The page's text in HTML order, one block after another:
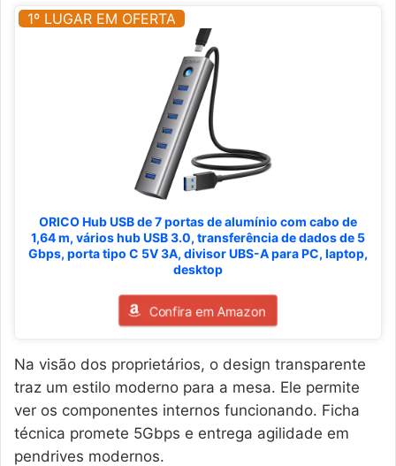
1º LUGAR EM OFERTA
ORICO Hub USB de 7 portas de alumínio com cabo de
1,64 m, vários hub USB 3.0, transferência de dados de 5
Gbps, porta tipo C 5V 3A, divisor UBS-A para PC, laptop,
desktop
Confira em Amazon
Na visão dos proprietários, o design transparente
traz um estilo moderno para a mesa. Ele permite
ver os componentes internos funcionando. Ficha
técnica promete 5Gbps e entrega agilidade em
pendrives modernos.